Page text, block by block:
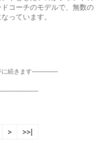
コーチのモデルで、無数の
っています。
続きます-----------------
> >>|